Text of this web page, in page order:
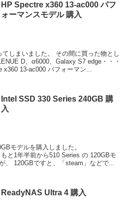
HP Spectre x360 13-ac000 パフ
ォーマンスモデル 購入
しまいました。 その間に買った物とし
D、α6000、Galaxy S7 edge・・・
13-ac000 パフォーマン...
Intel SSD 330 Series 240GB 購
入
モデルを購入しました。
と1年半前から510 Series の 120GBモ
、 120GBですと、「steam」などで...
ReadyNAS Ultra 4 購入